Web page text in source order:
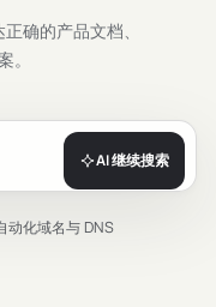
确的产品文档、
。
AI 继续搜索
动化域名与 DNS